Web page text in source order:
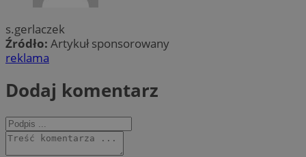
s.gerlaczek
Źródło: Artykuł sponsorowany
reklama
Dodaj komentarz